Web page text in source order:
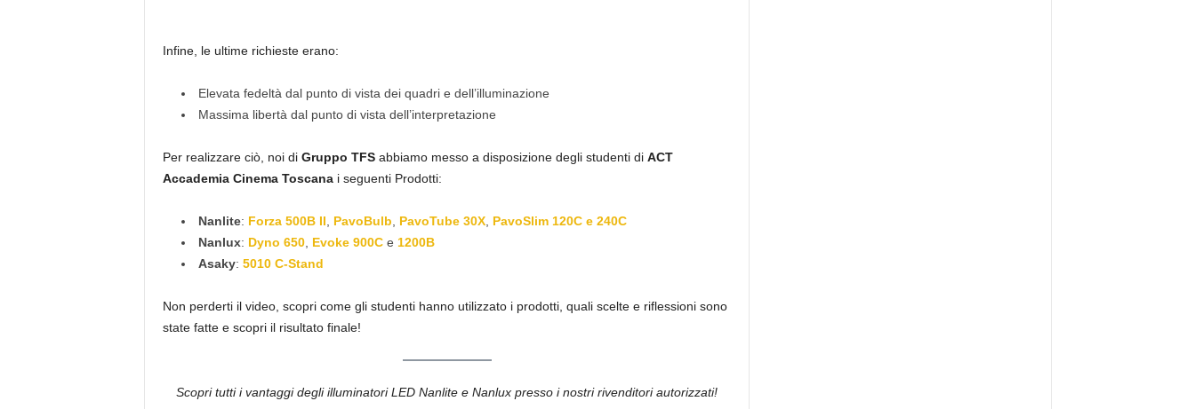
Infine, le ultime richieste erano:
Elevata fedeltà dal punto di vista dei quadri e dell’illuminazione
Massima libertà dal punto di vista dell’interpretazione
Per realizzare ciò, noi di Gruppo TFSabbiamo messo a disposizione degli studenti di ACT
Accademia Cinema Toscanai seguenti Prodotti:
Nanlite: Forza 500B II PavoBulb PavoTube 30X, PavoSlim 120C e 240C
Nanlux: Dyno 650, Evoke 900Ce 1200B
Asaky: 5010 C-Stand
Non perderti il video, scopri come gli studenti hanno utilizzato i prodotti, quali scelte e riflessioni sono
state fatte e scopri il risultato finale!
Scopri tutti i vantaggi degli illuminatori LED Nanlite e Nanlux presso i nostri rivenditori autorizzati!